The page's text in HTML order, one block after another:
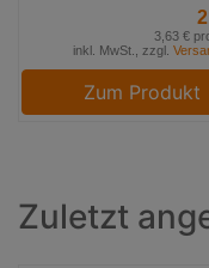
3,63 €
inkl. MwSt., zzgl.
Zum Produkt
Zuletzt